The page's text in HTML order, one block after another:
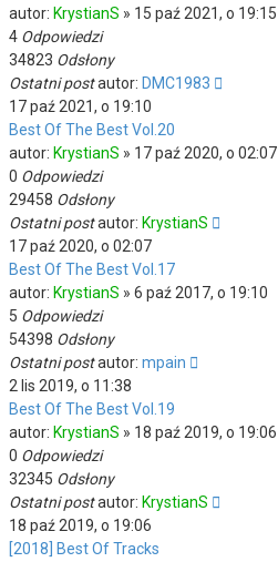
autor: KrystianS » 15 paź 2021, o 19:15
4 Odpowiedzi
34823 Odsłony
Ostatni postautor: DMC1983
17 paź 2021, o 19:10
Best Of The Best Vol.20
autor: KrystianS » 17 paź 2020, o 02:07
0 Odpowiedzi
29458 Odsłony
Ostatni postautor: KrystianS
17 paź 2020, o 02:07
Best Of The Best Vol.17
autor: KrystianS » 6 paź 2017, o 19:10
5 Odpowiedzi
54398 Odsłony
Ostatni postautor: mpain
2 lis 2019, o 11:38
Best Of The Best Vol.19
autor: KrystianS » 18 paź 2019, o 19:06
0 Odpowiedzi
32345 Odsłony
Ostatni postautor: KrystianS
18 paź 2019, o 19:06
[2018] Best Of Tracks